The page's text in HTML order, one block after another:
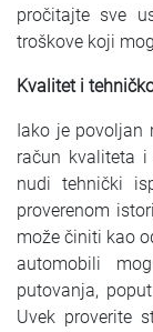
pročitajte sve
troškove koji
Kvalitet i
Iako je povoljan
račun kvaliteta
nudi tehnički
proverenom
može činiti kao
automobili
putovanja,
Uvek proverite